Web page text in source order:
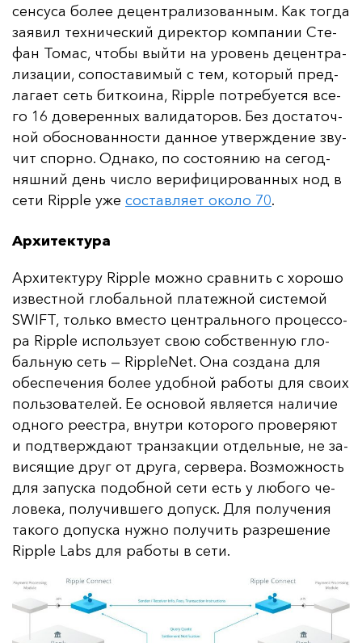
сен­су­са бо­лее де­цен­тра­ли­зо­ван­ным. Как тог­да
за­явил тех­ни­чес­кий ди­рек­тор ком­па­нии Сте­
фан То­мас, что­бы вый­ти на уро­вень де­цен­тра­
ли­за­ции, со­пос­та­ви­мый с тем, ко­то­рый пред­
ла­га­ет сеть бит­ко­ина, Ripple пот­ре­бу­ет­ся все­
го 16 до­ве­рен­ных ва­ли­да­то­ров. Без дос­та­точ­
ной обос­но­ван­нос­ти дан­ное ут­вер­жде­ние зву­
чит спор­но. Од­на­ко, по сос­то­янию на се­год­
няш­ний день чис­ло ве­ри­фи­ци­ро­ван­ных нод в
се­ти Ripple уже сос­тав­ля­ет око­ло 70.
Архитектура
Ар­хи­тек­ту­ру Ripple мож­но срав­нить с хо­ро­шо
из­вес­тной гло­баль­ной пла­теж­ной сис­те­мой
SWIFT, толь­ко вмес­то цен­траль­но­го про­цес­со­
ра Ripple ис­поль­зу­ет свою собс­твен­ную гло­
баль­ную сеть — RippleNet. Она соз­да­на для
обес­пе­че­ния бо­лее удоб­ной ра­бо­ты для сво­их
поль­зо­ва­те­лей. Ее ос­но­вой яв­ля­ет­ся на­ли­чие
од­но­го ре­ес­тра, внут­ри ко­то­ро­го про­ве­ря­ют
и под­твер­жда­ют тран­зак­ции от­дель­ные, не за­
ви­ся­щие друг от дру­га, сер­ве­ра. Воз­мож­ность
для за­пус­ка по­доб­ной се­ти есть у лю­бо­го че­
ло­ве­ка, по­лу­чив­ше­го до­пуск. Для по­лу­че­ния
та­ко­го до­пус­ка нуж­но по­лу­чить раз­ре­ше­ние
Ripple Labs для ра­бо­ты в се­ти.